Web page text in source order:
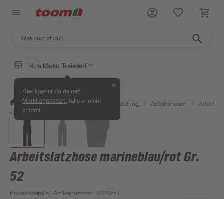
Mein Markt: Troisdorf
Hier kannst du deinen
Markt anpassen , falls er nicht
stimmt.
✕
/ Bauen & Renovieren / Arbeitskleidung / Arbeitshosen /
Arbeitslatzhose marineblau/rot Gr.
52
Produktdetails | Artikelnummer: 1406251